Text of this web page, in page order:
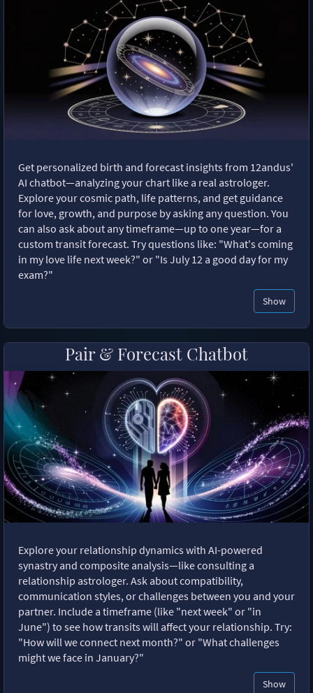
Get personalized birth and forecast insights from 12andus'
AI chatbot—analyzing your chart like a real astrologer.
Explore your cosmic path, life patterns, and get guidance
for love, growth, and purpose by asking any question. You
can also ask about any timeframe—up to one year—for a
custom transit forecast. Try questions like: "What's coming
in my love life next week?" or "Is July 12 a good day for my
exam?"
Show
Pair & Forecast Chatbot
Explore your relationship dynamics with AI-powered
synastry and composite analysis—like consulting a
relationship astrologer. Ask about compatibility,
communication styles, or challenges between you and your
partner. Include a timeframe (like "next week" or "in
June") to see how transits will affect your relationship. Try:
"How will we connect next month?" or "What challenges
might we face in January?"
Show